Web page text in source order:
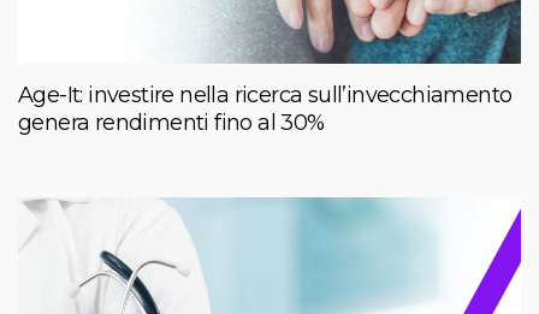
Age-It: investire nella ricerca sull’invecchiamento
genera rendimenti fino al 30%